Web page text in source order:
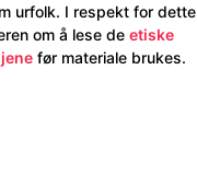
urfolk. I respekt for dette
om å lese de etiske
før materiale brukes.